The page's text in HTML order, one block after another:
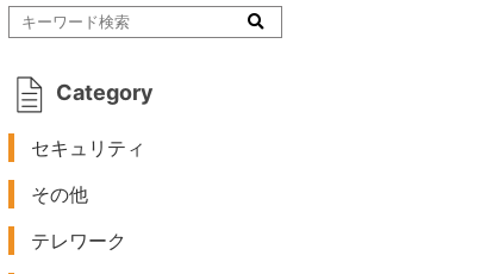
Category
セキュリティ
その他
テレワーク